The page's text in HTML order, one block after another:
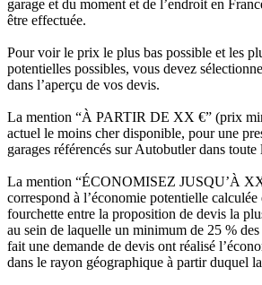
garage et du moment et de l’endroit en
être effectuée.
Pour voir le prix le plus bas possible et les
potentielles possibles, vous devez
dans l’aperçu de vos devis.
La mention “À PARTIR DE XX €” (prix
actuel le moins cher disponible, pour une
garages référencés sur Autobutler dans toute
La mention “ÉCONOMISEZ JUSQU’À
correspond à l’économie potentielle calculée
fourchette entre la proposition de devis la
au sein de laquelle un minimum de 25 %
fait une demande de devis ont réalisé
dans le rayon géographique à partir duquel